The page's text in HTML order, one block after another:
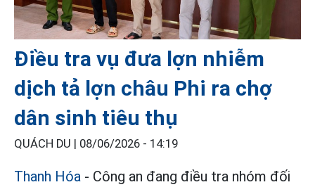
Điều tra vụ đưa lợn nhiễm
dịch tả lợn châu Phi ra chợ
dân sinh tiêu thụ
QUÁCH DU | 08/06/2026 - 14:19
Thanh Hóa - Công an đang điều tra nhóm đối